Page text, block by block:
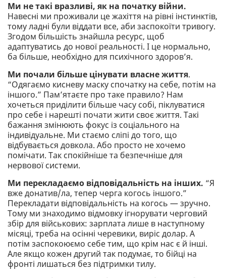
Ми не такі вразливі, як на початку війни.
Навесні ми проживали це жахіття на рівні інстинктів,
тому ладні були віддати все, аби заспокоїти тривогу.
Згодом більшість знайшла ресурс, щоб
адаптуватись до нової реальності. І це нормально,
ба більше, необхідно для психічного здоров’я.
Ми почали більше цінувати власне життя.
“Одягаємо кисневу маску спочатку на себе, потім на
іншого.” Пам’ятаєте про таке правило? Нам
хочеться приділити більше часу собі, піклуватися
про себе і нарешті почати жити своє життя. Такі
бажання змінюють фокус із соціального на
індивідуальне. Ми стаємо сліпі до того, що
відбувається довкола. Або просто не хочемо
помічати. Так спокійніше та безпечніше для
нервової системи.
Ми перекладаємо відповідальність на інших. “Я
вже донатив/ла, тепер черга когось іншого.”
Перекладати відповідальність на когось — зручно.
Тому ми знаходимо відмовку ігнорувати черговий
збір для військових: зарплата лише в наступному
місяці, треба на осінні черевики, виріс долар. А
потім заспокоюємо себе тим, що крім нас є й інші.
Але якщо кожен другий так подумає, то бійці на
фронті лишаться без підтримки тилу.